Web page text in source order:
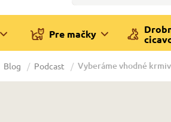
Pre mačky
Blog Podcast Vyberáme vhodné